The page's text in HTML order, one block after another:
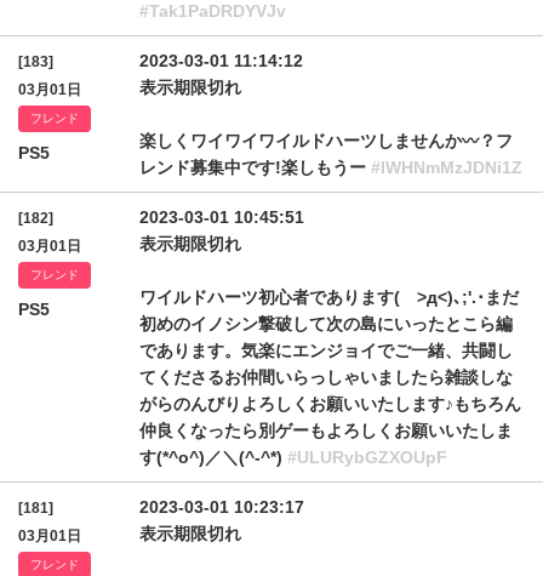
#Tak1PaDRDYVJv
[183]
03月01日
フレンド
PS5
2023-03-01 11:14:12
表示期限切れ
楽しくワイワイワイルドハーツしませんか〰️？フ
レンド募集中です!楽しもうー #lWHNmMzJDNi1Z
[182]
03月01日
フレンド
PS5
2023-03-01 10:45:51
表示期限切れ
ワイルドハーツ初心者であります( >д<)､;'.･まだ
初めのイノシン撃破して次の島にいったとこら編
であります。気楽にエンジョイでご一緒、共闘し
てくださるお仲間いらっしゃいましたら雑談しな
がらのんびりよろしくお願いいたします♪もちろん
仲良くなったら別ゲーもよろしくお願いいたしま
す(*^o^)／＼(^-^*) #ULURybGZXOUpF
[181]
03月01日
フレンド
2023-03-01 10:23:17
表示期限切れ